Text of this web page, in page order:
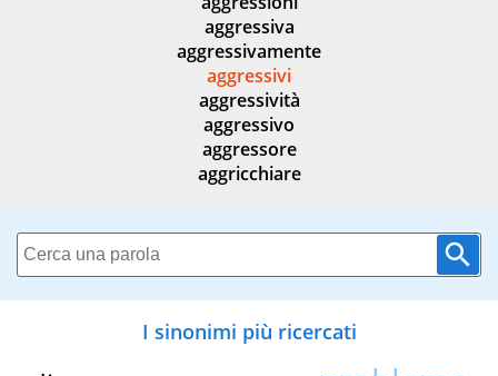
aggressiva
aggressivamente
aggressivi
aggressività
aggressivo
aggressore
aggricchiare
I sinonimi più ricercati